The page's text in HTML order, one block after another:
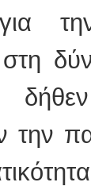
για
στη
την